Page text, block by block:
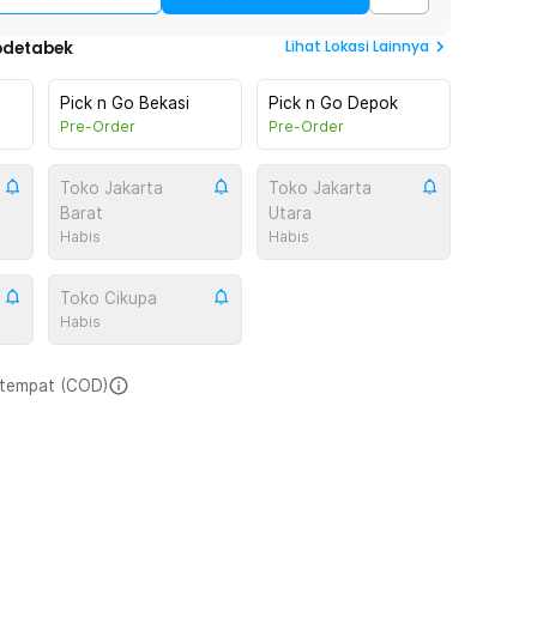
Lihat Lokasi Lainnya
Pick n Go Bekasi
Pre-Order
Pick n Go Depok
Pre-Order
Toko Jakarta
Barat
Habis
Toko Jakarta
Utara
Habis
Toko Cikupa
Habis
(COD)